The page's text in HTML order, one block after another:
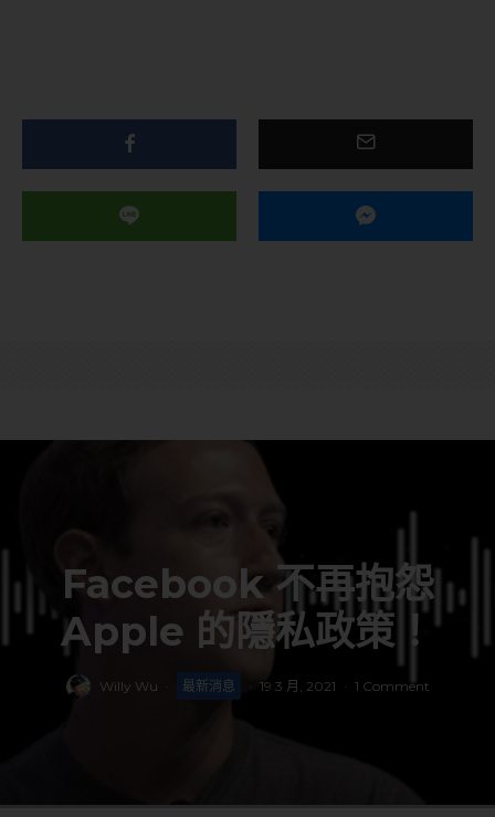
Facebook 不再抱怨
Apple 的隱私政策！
Willy Wu · 最新消息 · 19 3 月, 2021 · 1 Comment